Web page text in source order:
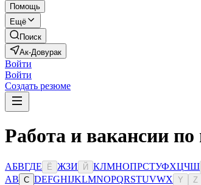
Помощь
Ещё
Поиск
Ак-Довурак
Войти
Войти
Создать резюме
Работа и вакансии
АБВГДЕ Ё ЖЗИ Й КЛМНОПРСТУФХЦЧШ
AB C DEFGHIJKLMNOPQRSTUVWX Y Z